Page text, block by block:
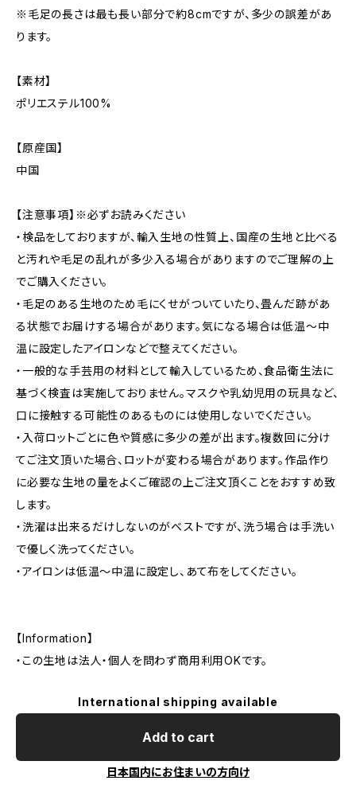
※毛足の長さは最も長い部分で約8cmですが、多少の誤差があ
ります。
【素材】
ポリエステル100%
【原産国】
中国
【注意事項】※必ずお読みください
・検品をしておりますが、輸入生地の性質上、国産の生地と比べる
と汚れや毛足の乱れが多少入る場合がありますのでご理解の上
でご購入ください。
・毛足のある生地のため毛にくせがついていたり、畳んだ跡があ
る状態でお届けする場合があります。気になる場合は低温〜中
温に設定したアイロンなどで整えてください。
・一般的な手芸用の材料として輸入しているため、食品衛生法に
基づく検査は実施しておりません。マスクや乳幼児用の玩具など、
口に接触する可能性のあるものには使用しないでください。
・入荷ロットごとに色や質感に多少の差が出ます。複数回に分け
てご注文頂いた場合、ロットが変わる場合があります。作品作り
に必要な生地の量をよくご確認の上ご注文頂くことをおすすめ致
します。
・洗濯は出来るだけしないのがベストですが、洗う場合は手洗い
で優しく洗ってください。
・アイロンは低温〜中温に設定し、あて布をしてください。
【Information】
・この生地は法人・個人を問わず商用利用OKです。
International shipping available
Add to cart
日本国内にお住まいの方向け